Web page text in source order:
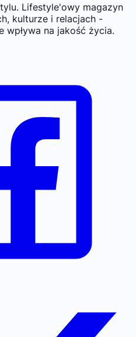
Lifestyle'owy magazyn
kulturze i relacjach -
wpływa na jakość życia.